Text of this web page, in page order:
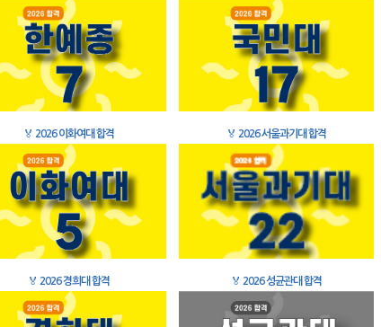
🏅 2026 이화여대 합격 🏅 2026 서울과기대 합격
🏅 2026 경희대 합격 🏅 2026 성균관대 합격